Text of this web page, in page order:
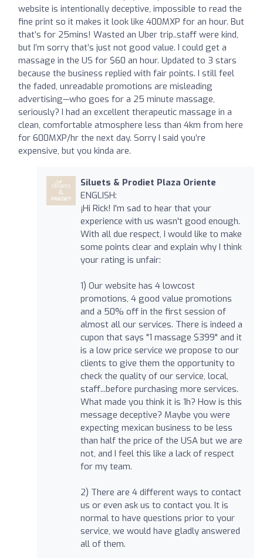
website is intentionally deceptive, impossible to read the
fine print so it makes it look like 400MXP for an hour. But
that’s for 25mins! Wasted an Uber trip..staff were kind,
but I’m sorry that’s just not good value. I could get a
massage in the US for $60 an hour. Updated to 3 stars
because the business replied with fair points. I still feel
the faded, unreadable promotions are misleading
advertising—who goes for a 25 minute massage,
seriously? I had an excellent therapeutic massage in a
clean, comfortable atmosphere less than 4km from here
for 600MXP/hr the next day. Sorry I said you’re
expensive, but you kinda are.
Siluets & Prodiet Plaza Oriente
ENGLISH:
¡Hi Rick! I'm sad to hear that your
experience with us wasn't good enough.
With all due respect, I would like to make
some points clear and explain why I think
your rating is unfair:
1) Our website has 4 lowcost
promotions, 4 good value promotions
and a 50% off in the first session of
almost all our services. There is indeed a
cupon that says "1 massage $399" and it
is a low price service we propose to our
clients to give them the opportunity to
check the quality of our service, local,
staff...before purchasing more services.
What made you think it is 1h? How is this
message deceptive? Maybe you were
expecting mexican business to be less
than half the price of the USA but we are
not, and I feel this like a lack of respect
for my team.
2) There are 4 different ways to contact
us or even ask us to contact you. It is
normal to have questions prior to your
service, we would have gladly answered
all of them.